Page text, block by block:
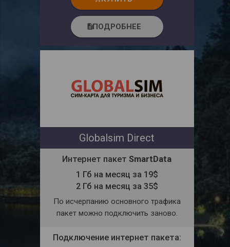
descriptionПОДРОБНЕЕ
Globalsim Direct
Интернет пакетSmartData
1 Гб на месяц за 19$
2 Гб на месяц за 35$
По исчерпанию основного трафика
пакет можно подключить заново.
Подключение интернет пакета: